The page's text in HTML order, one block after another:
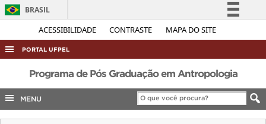
ACESSIBILIDADE CONTRASTE MAPA DO SITE
BRASIL
Simplifique!
Acesso à informação
Legislação
Canais
PORTAL UFPEL
ACESSO À INFORMAÇÃO
AUDITORIA
COBALTO
Programa de Pós Graduação em Antropologia
MENU